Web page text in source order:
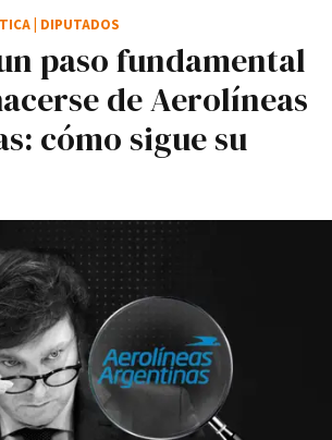
paso fundamental
de Aerolíneas
cómo sigue su
DIPUTADOS